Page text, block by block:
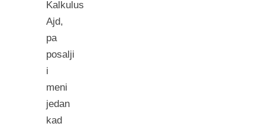
Kalkulus
Ajd,
pa
posalji
i
meni
jedan
kad